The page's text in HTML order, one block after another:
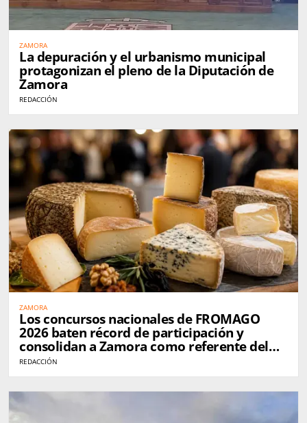
ZAMORA
La depuración y el urbanismo municipal
protagonizan el pleno de la Diputación de
Zamora
REDACCIÓN
ZAMORA
Los concursos nacionales de FROMAGO
2026 baten récord de participación y
consolidan a Zamora como referente del
queso en España
REDACCIÓN